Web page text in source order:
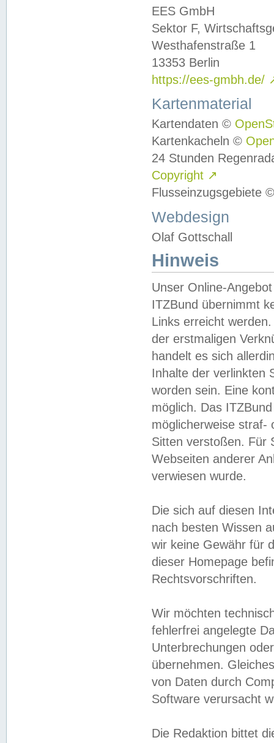
EES GmbH
Sektor F,
Westhafenstraße 1
13353 Berlin
https://ees-gmbh.de/
Kartenmaterial
Kartendaten ©
Kartenkacheln ©
24 Stunden
Copyright ↗
Flusseinzugsgebiete
Webdesign
Olaf Gottschall
Hinweis
Unser Online-
ITZBund übernimmt
Links erreicht
der erstmaligen
handelt es sich
Inhalte der verlinkten
worden sein. Eine
möglich. Das
möglicherweise straf-
Sitten verstoßen. Für
Webseiten anderer
verwiesen wurde.
Die sich auf diesen
nach besten Wissen
wir keine Gewähr für
dieser Homepage
Rechtsvorschriften.
Wir möchten
fehlerfrei angelegte
Unterbrechungen
übernehmen.
von Daten durch
Software verursacht
Die Redaktion bittet